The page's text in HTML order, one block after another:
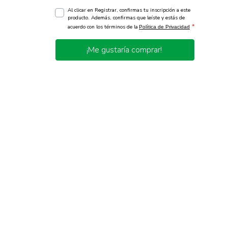
Al clicar en Registrar, confirmas tu inscripción a este
producto. Además, confirmas que leíste y estás de
acuerdo con los términos de la Política de Privacidad *
¡Me gustaría comprar!